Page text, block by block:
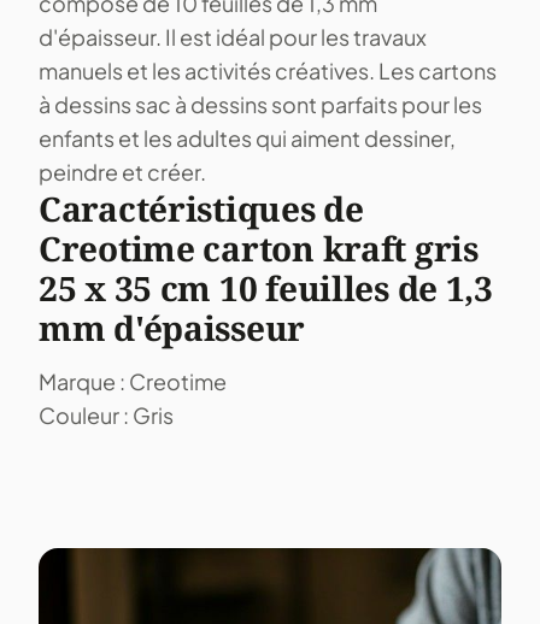
d'épaisseur. Il est idéal pour les travaux
manuels et les activités créatives. Les cartons
à dessins sac à dessins sont parfaits pour les
enfants et les adultes qui aiment dessiner,
peindre et créer.
Caractéristiques de
Creotime carton kraft gris
25 x 35 cm 10 feuilles de 1,3
mm d'épaisseur
Marque : Creotime
Couleur : Gris